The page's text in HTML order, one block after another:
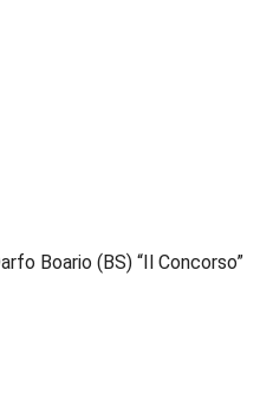
Boario (BS) “Il Concorso”